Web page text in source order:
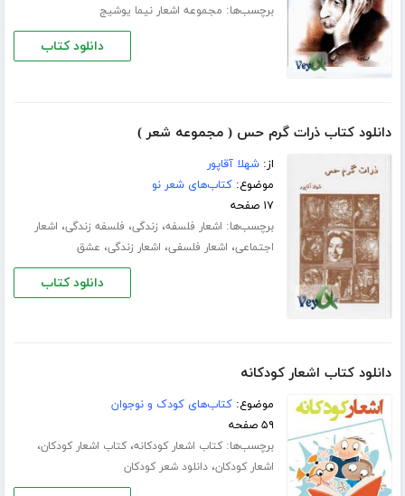
برچسب‌ها: مجموعه اشعار نیما یوشیج
دانلود کتاب
دانلود کتاب ذرات گرم حس ( مجموعه شعر )
از:شهلا آقاپور
موضوع:کتاب‌های شعر نو
۱۷ صفحه
برچسب‌ها: اشعار فلسفه، زندگی، فلسفه زندگی، اشعار
اجتماعی، اشعار فلسفی، اشعار زندگی، عشق
دانلود کتاب
دانلود کتاب اشعار کودکانه
موضوع:کتاب‌های کودک و نوجوان
۵۹ صفحه
برچسب‌ها:کتاب اشعار کودکانه،کتاب اشعار کودکان،
اشعار کودکان،دانلود شعر کودکان